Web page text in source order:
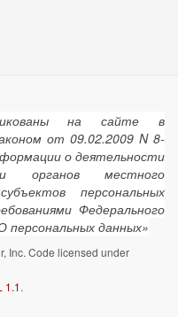
на сайте в
от 09.02.2009 N 8-
о деятельности
и органов местного
персональных
Федерального
данных»
Inc. Code licensed under
1.1.